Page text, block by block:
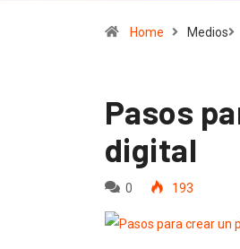
Home Medios
Pasos
digital
0 193